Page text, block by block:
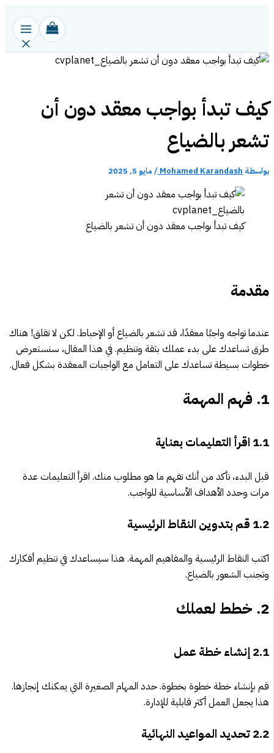
كيف تبدأ بواجب معقد دون أن
تشعر بالضياع
بواسطة Mohamed Karandash
/ مايو 5, 2025
كيف تبدأ بواجب معقد دون أن تشعر بالضياع
مقدمة
عندما تواجه واجبًا معقدًا، قد تشعر بالضياع أو الإحباط. لكن لا تقلق! هناك
طرق تساعدك على بدء عملك بثقة وتنظيم. في هذا المقال، سنستعرض
خطوات بسيطة تساعدك على التعامل مع الواجبات المعقدة بشكل فعال.
1. فهم المهمة
1.1 اقرأ التعليمات بعناية
قبل البدء، تأكد من أنك تفهم ما هو مطلوب منك. اقرأ التعليمات عدة
مرات وحدد الأهداف الأساسية للواجب.
1.2 قم بتدوين النقاط الرئيسية
اكتب النقاط الرئيسية والمفاهيم المهمة. هذا سيساعدك في تنظيم أفكارك
وتجنب الشعور بالضياع.
2. خطط لعملك
2.1إنشاء خطة عمل
قم بإنشاء خطة خطوة بخطوة. حدد المهام الصغيرة التي يمكنك إنجازها.
هذا يجعل العمل أكثر قابلية للإدارة.
2.2تحديد المواعيد النهائية